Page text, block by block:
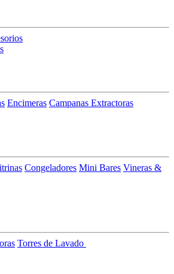
Encimeras Campanas Extractoras
Congeladores Mini Bares Vineras &
Torres de Lavado